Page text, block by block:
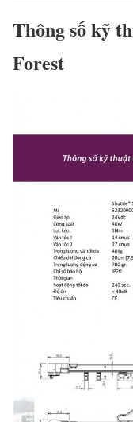
Thông số kỹ
Forest